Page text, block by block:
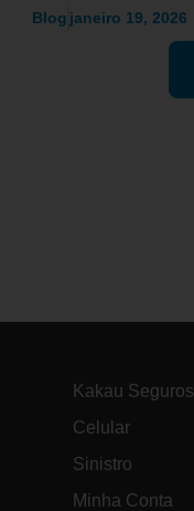
Blog janeiro 19, 2026
Kakau Seguros
Celular
Sinistro
Minha Conta